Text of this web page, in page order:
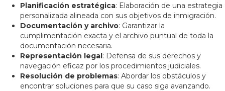
Planificación estratégica: Elaboración de una estrategia
personalizada alineada con sus objetivos de inmigración.
Documentación y archivo: Garantizar la
cumplimentación exacta y el archivo puntual de toda la
documentación necesaria.
Representación legal: Defensa de sus derechos y
navegación eficaz por los procedimientos judiciales.
Resolución de problemas: Abordar los obstáculos y
encontrar soluciones para que su caso siga avanzando.